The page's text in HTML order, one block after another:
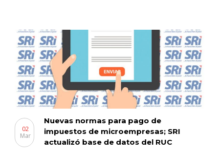
Nuevas normas para pago de
impuestos de microempresas; SRI
actualizó base de datos del RUC
02
Mar